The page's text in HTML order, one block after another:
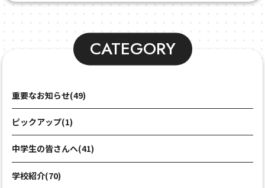
CATEGORY
重要なお知らせ(49)
ピックアップ(1)
中学生の皆さんへ(41)
学校紹介(70)